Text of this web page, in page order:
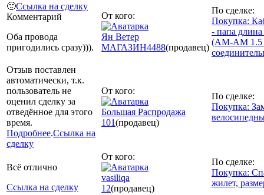
🙂Ссылка на сделку
Комментарий
Оба провода
пригодились сразу))).
От кого:
Ян Ветер
МАГАЗИН4488(продавец)
По сделке:
Покупка:
- папа
(AM-AM 1.5
Отзыв поставлен
автоматически, т.к.
пользователь не
оценил сделку за
отведённое для этого
время.
Подробнее.Ссылка на
сделку
От кого:
Большая Распродажа
101(продавец)
По сделке:
Покупка:
Всё отлично
Ссылка на сделку
От кого:
vasiliqa
12(продавец)
По сделке:
Покупка:
жилет,